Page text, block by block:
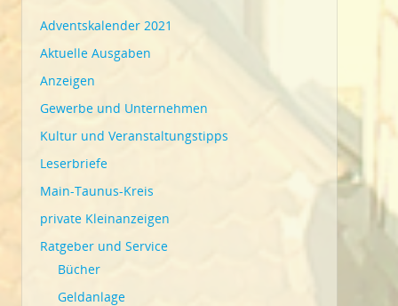
Adventskalender 2021
Aktuelle Ausgaben
Anzeigen
Gewerbe und Unternehmen
Kultur und Veranstaltungstipps
Leserbriefe
Main-Taunus-Kreis
private Kleinanzeigen
Ratgeber und Service
Bücher
Geldanlage